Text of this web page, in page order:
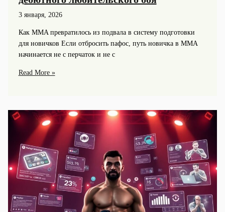
3 января, 2026
Как MMA превратилось из подвала в систему подготовки
для новичков Если отбросить пафос, путь новичка в MMA
начинается не с перчаток и не с
Путь
как
подготовиться
первого
зала
до
дебютного
любительского
боя
Read More »